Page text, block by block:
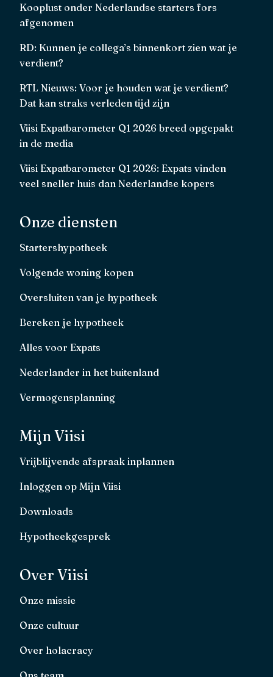
Kooplust onder Nederlandse starters fors
afgenomen
RD: Kunnen je collega’s binnenkort zien wat je
verdient?
RTL Nieuws: Voor je houden wat je verdient?
Dat kan straks verleden tijd zijn
Viisi Expatbarometer Q1 2026 breed opgepakt
in de media
Viisi Expatbarometer Q1 2026: Expats vinden
veel sneller huis dan Nederlandse kopers
Onze diensten
Startershypotheek
Volgende woning kopen
Oversluiten van je hypotheek
Bereken je hypotheek
Alles voor Expats
Nederlander in het buitenland
Vermogensplanning
Mijn Viisi
Vrijblijvende afspraak inplannen
Inloggen op Mijn Viisi
Downloads
Hypotheekgesprek
Over Viisi
Onze missie
Onze cultuur
Over holacracy